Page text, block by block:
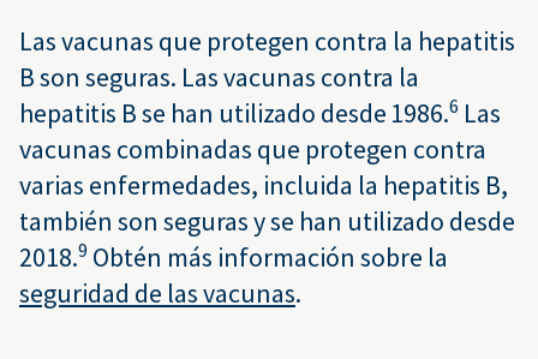
Las vacunas que protegen contra la hepatitis
B son seguras. Las vacunas contra la
hepatitis B se han utilizado desde 1986.6 Las
vacunas combinadas que protegen contra
varias enfermedades, incluida la hepatitis B,
también son seguras y se han utilizado desde
2018.9 Obtén más información sobre la
seguridad de las vacunas.